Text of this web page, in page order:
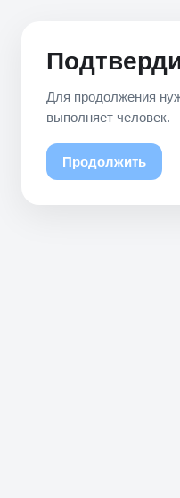
Для продолжения
выполняет человек.
Продолжить